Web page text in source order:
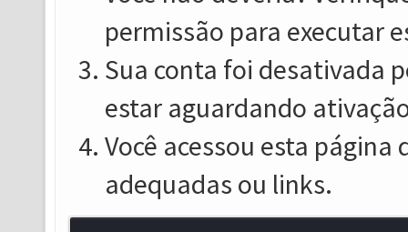
permissão para executar
Sua conta foi desativada
estar aguardando
Você acessou esta
adequadas ou links.